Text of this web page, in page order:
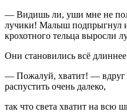
— Видишь ли, уши мне не
лучики! Малыш подпрыгнул и
крохотного тельца выросли
Они становились всё
— Пожалуй, хватит! — вдруг
распустить очень далеко,
так что света хватит на всю